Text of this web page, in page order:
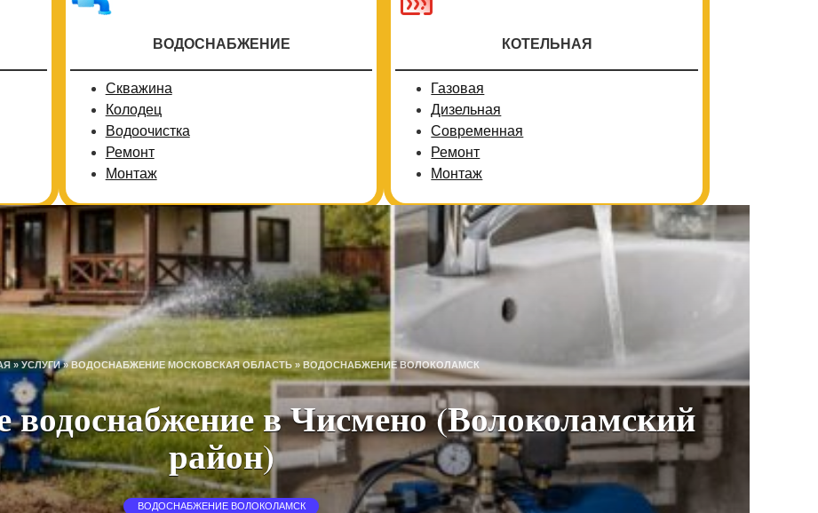
ВОДОСНАБЖЕНИЕ
Скважина
Колодец
Водоочистка
Ремонт
Монтаж
КОТЕЛЬНАЯ
Газовая
Дизельная
Современная
Ремонт
Монтаж
»УСЛУГИ»ВОДОСНАБЖЕНИЕ МОСКОВСКАЯ ОБЛАСТЬ »ВОДОСНАБЖЕНИЕ ВОЛОКОЛАМСК
водоснабжение в Чисмено (Волоколамский
район)
ВОДОСНАБЖЕНИЕ ВОЛОКОЛАМСК